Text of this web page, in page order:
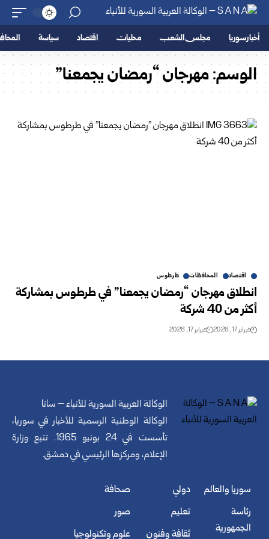
أخبار سوريا مجلس الشعب محليات اقتصاد سياسة
الوسم:مهرجان “رمضان يجمعنا”
اقتصاد المحافظات طرطوس
انطلاق مهرجان “رمضان يجمعنا” في طرطوس بمشاركة
أكثر من 40 شركة
فبراير 17, 2026 فبراير 17, 2026
الوكالة العربية السورية للأنباء – سانا
الوكالة الوطنية الرسمية للأخبار في سوريا،
تأسست في 24 يونيو 1965. تتبع وزارة
الإعلام، ومركزها الرئيسي في دمشق.
سوريا والعالم
رئاسة
الجمهورية
دولي
تعليم
ثقافة وفنون
صحافة
صور
علوم وتكنولوجيا